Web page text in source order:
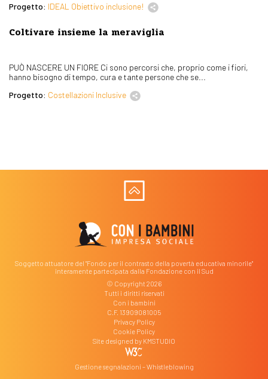
Progetto: IDEAL Obiettivo inclusione!
Coltivare insieme la meraviglia
PUÒ NASCERE UN FIORE Ci sono percorsi che, proprio come i fiori,
hanno bisogno di tempo, cura e tante persone che se...
Progetto: Costellazioni Inclusive
Soggetto attuatore del "Fondo per il contrasto della povertà educativa minorile"
interamente partecipata dalla Fondazione con il Sud
© Copyright 2026
Tutti i diritti riservati
Con i bambini
C.F. 13909081005
Privacy Policy
Cookie Policy
Site designed by KMSTUDIO
Gestione segnalazioni – Whistleblowing